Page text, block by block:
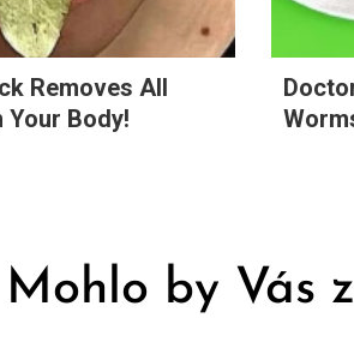
Removes All
Your Body!
Mohlo by Vás